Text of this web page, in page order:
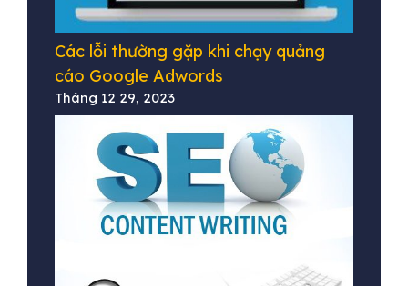
Các lỗi thường gặp khi chạy quảng
cáo Google Adwords
Tháng 12 29, 2023